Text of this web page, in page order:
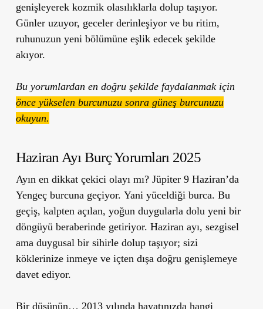
genişleyerek kozmik olasılıklarla dolup taşıyor.
Günler uzuyor, geceler derinleşiyor ve bu ritim,
ruhunuzun yeni bölümüne eşlik edecek şekilde
akıyor.
Bu yorumlardan en doğru şekilde faydalanmak için
önce yükselen burcunuzu sonra güneş burcunuzu
okuyun.
Haziran Ayı Burç Yorumları 2025
Ayın en dikkat çekici olayı mı? Jüpiter 9 Haziran’da
Yengeç burcuna geçiyor. Yani yüceldiği burca. Bu
geçiş, kalpten açılan, yoğun duygularla dolu yeni bir
döngüyü beraberinde getiriyor. Haziran ayı, sezgisel
ama duygusal bir sihirle dolup taşıyor; sizi
köklerinize inmeye ve içten dışa doğru genişlemeye
davet ediyor.
Bir düşünün… 2013 yılında hayatınızda hangi